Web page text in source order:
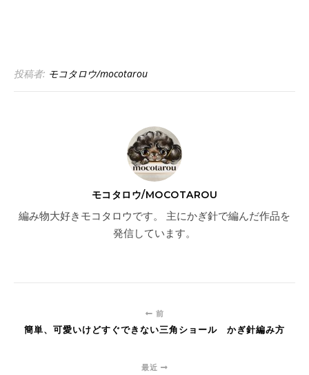
投稿者: モコタロウ/mocotarou
モコタロウ/MOCOTAROU
編み物大好きモコタロウです。 主にかぎ針で編んだ作品を
発信しています。
前
簡単、可愛いけどすぐできない三角ショール かぎ針編み方
最近